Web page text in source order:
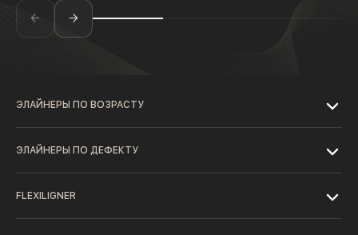
ЭЛАЙНЕРЫ ПО ВОЗРАСТУ
ЭЛАЙНЕРЫ ПО ДЕФЕКТУ
FLEXILIGNER